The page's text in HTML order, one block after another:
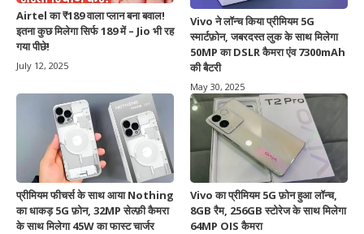
Airtel का ₹189 वाला प्लान बना बवाल!
इतना कुछ मिलेगा सिर्फ 189 में – Jio भी रह
गया पीछे!
July 12, 2025
Vivo ने लॉन्च किया प्रीमियम 5G
स्मार्टफ़ोन, जबरदस्त लुक के साथ मिलेगा
50MP का DSLR कैमरा एंव 7300mAh
की बैटरी
May 30, 2025
प्रीमियम फीचर्स के साथ आया Nothing
का धाकड़ 5G फ़ोन, 32MP सेल्फ़ी कैमरा
के साथ मिलेगा 45W का फास्ट चार्जर
Vivo का प्रीमियम 5G फ़ोन हुआ लॉन्च,
8GB रैम, 256GB स्टोरेज के साथ मिलेगा
64MP OIS कैमरा